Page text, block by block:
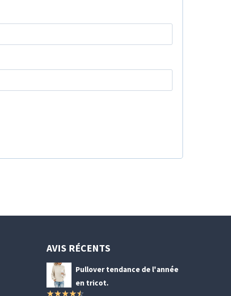
AVIS RÉCENTS
Pullover tendance de l'année
en tricot.